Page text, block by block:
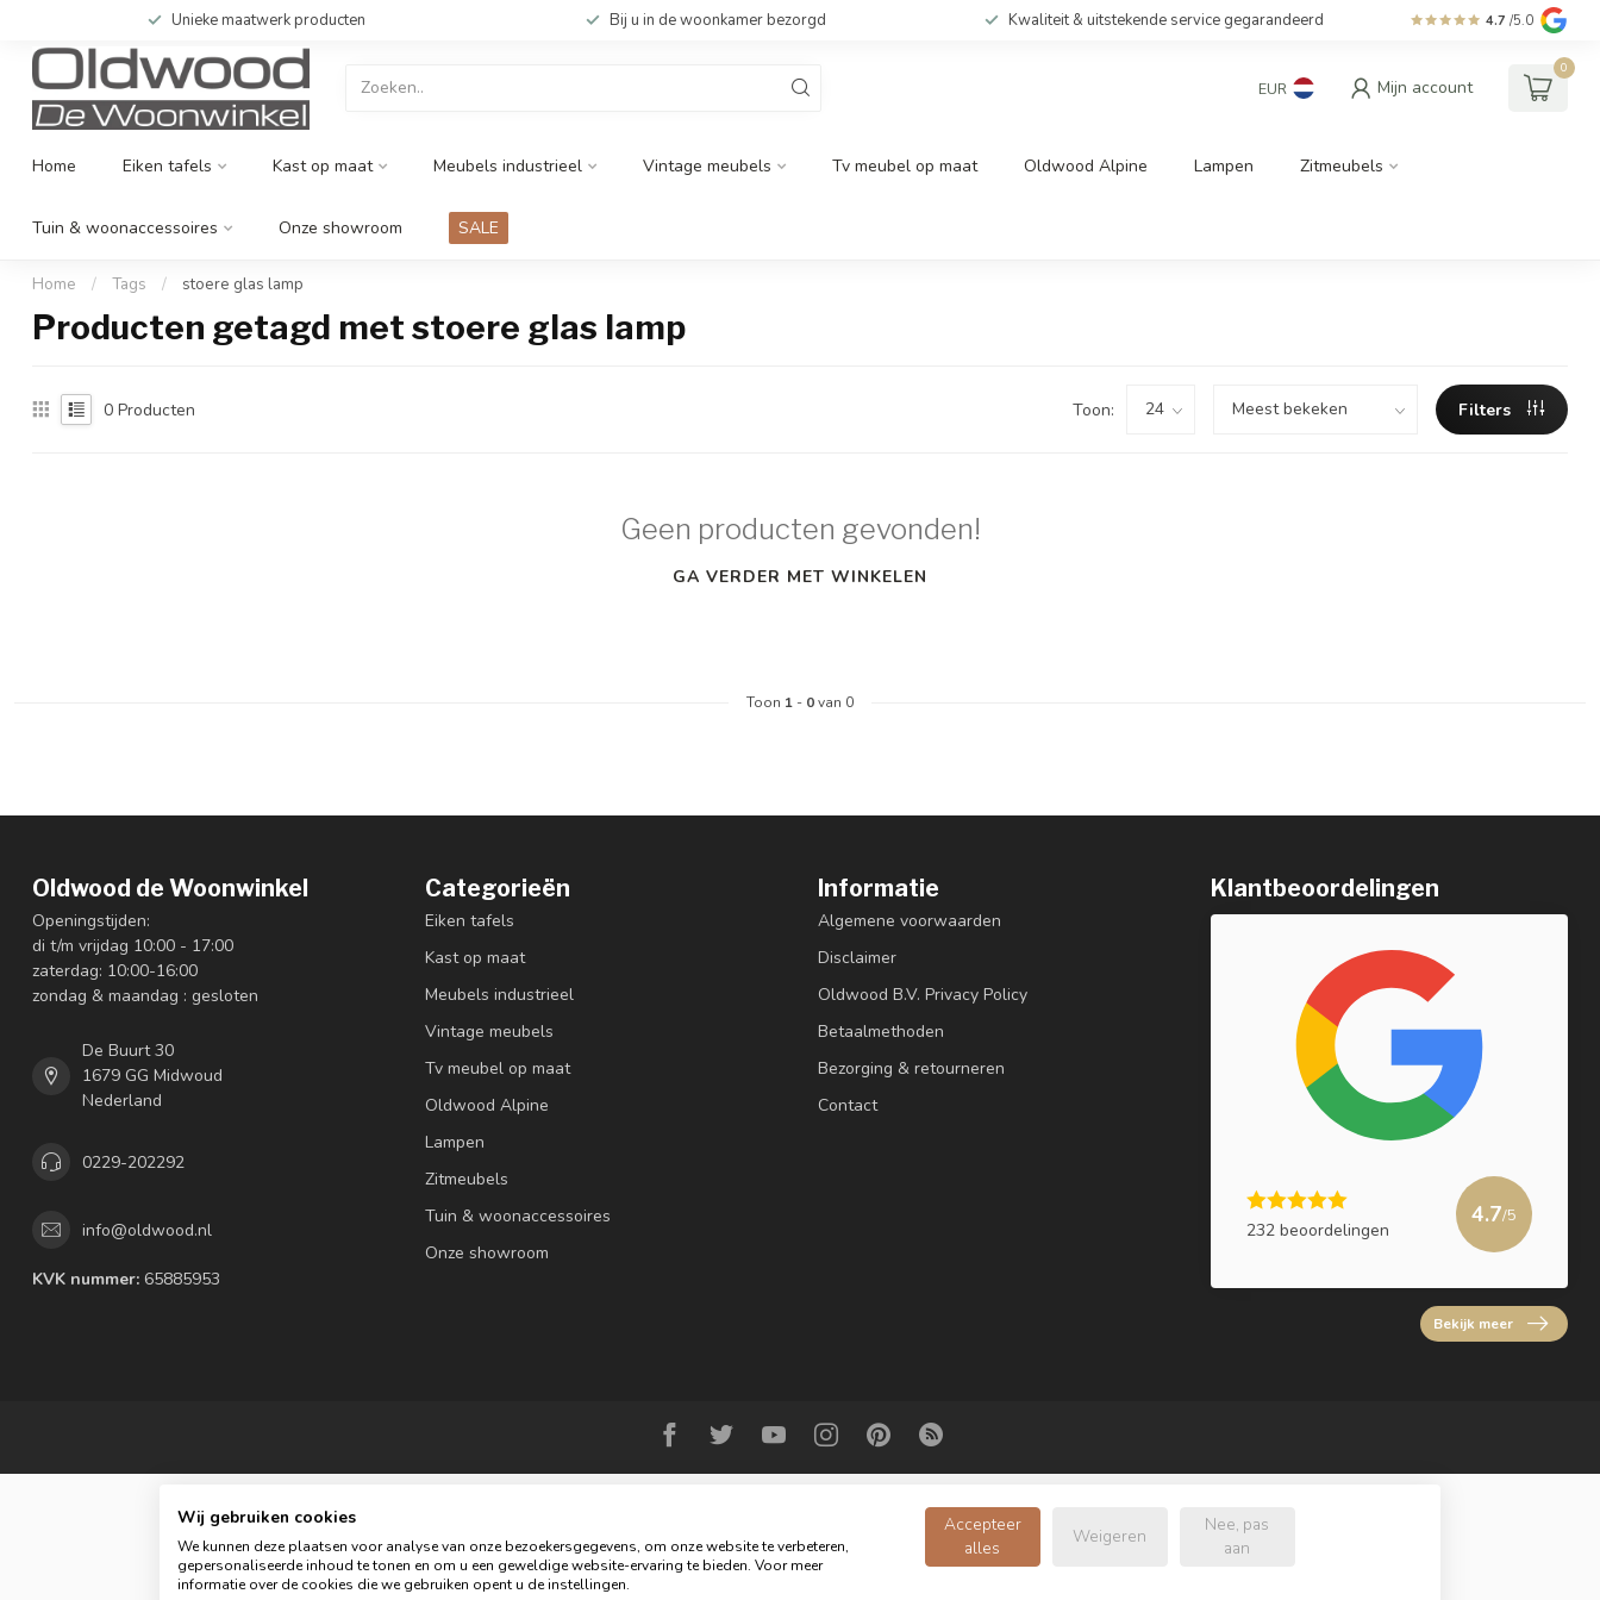
Unieke maatwerk producten Bij u in de woonkamer bezorgd Kwaliteit & uitstekende service gegarandeerd 4.7 /5.0
EUR Mijn account
0
Home Eiken tafels Kast op maat Meubels industrieel Vintage meubels Tv meubel op maat Oldwood Alpine Lampen Zitmeubels
Tuin & woonaccessoires Onze showroom SALE
Home / Tags / stoere glas lamp
Producten getagd met stoere glas lamp
0 Producten Toon: Filters
Geen producten gevonden!
GA VERDER MET WINKELEN
Toon 1 - 0van 0
Oldwood de Woonwinkel
Openingstijden:
di t/m vrijdag 10:00 - 17:00
zaterdag: 10:00-16:00
zondag & maandag : gesloten
De Buurt 30
1679 GG Midwoud
Nederland
0229-202292
info@oldwood.nl
KVK nummer: 65885953
Categorieën
Eiken tafels
Kast op maat
Meubels industrieel
Vintage meubels
Tv meubel op maat
Oldwood Alpine
Lampen
Zitmeubels
Tuin & woonaccessoires
Onze showroom
Informatie
Algemene voorwaarden
Disclaimer
Oldwood B.V. Privacy Policy
Betaalmethoden
Bezorging & retourneren
Contact
Klantbeoordelingen
232 beoordelingen
4.7/5
Bekijk meer
© Copyright 2026 Oldwood de Woonwinkel - Powered by
Wij gebruiken cookies
We kunnen deze plaatsen voor analyse van onze bezoekersgegevens, om onze website te verbeteren,
gepersonaliseerde inhoud te tonen en om u een geweldige website-ervaring te bieden. Voor meer
informatie over de cookies die we gebruiken opent u de instellingen.
Accepteer
alles
Weigeren
Nee, pas
aan